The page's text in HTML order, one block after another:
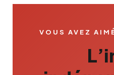
VOUS AVEZ